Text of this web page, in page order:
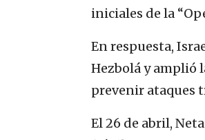
iniciales de la
En respuesta,
Hezbolá y amplió
prevenir ataques
El 26 de abril,